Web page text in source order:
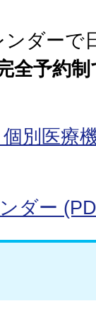
ダーで
全予約
別医療
ダー